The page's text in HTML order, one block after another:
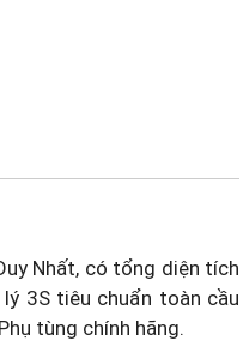
Nhất, có tổng diện tích
3S tiêu chuẩn toàn cầu
tùng chính hãng.